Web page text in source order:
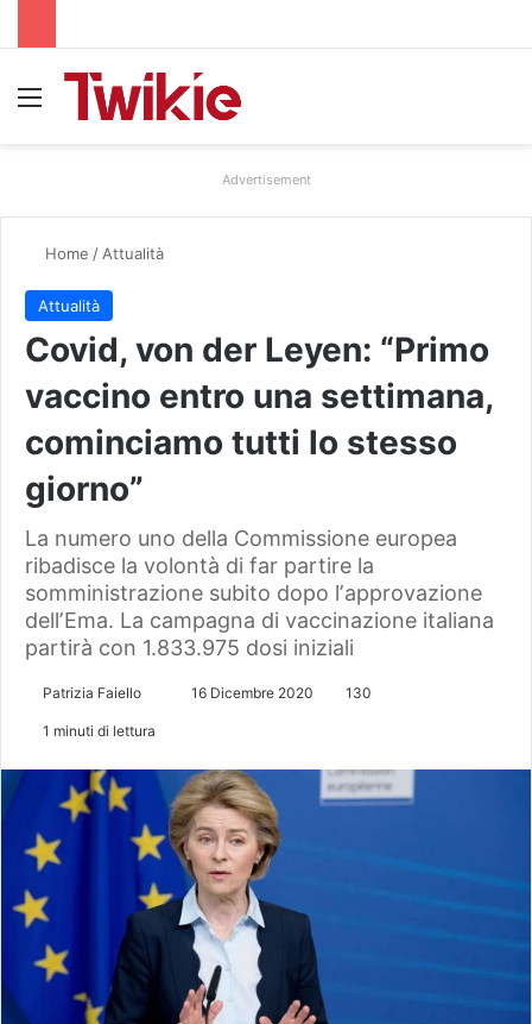
Advertisement
Home / Attualità
Attualità
Covid, von der Leyen: “Primo
vaccino entro una settimana,
cominciamo tutti lo stesso
giorno”
La numero uno della Commissione europea
ribadisce la volontà di far partire la
somministrazione subito dopo lʼapprovazione
dellʼEma. La campagna di vaccinazione italiana
partirà con 1.833.975 dosi iniziali
Patrizia Faiello
a
u
n
'
16 Dicembre 2020 130
1 minuti di lettura